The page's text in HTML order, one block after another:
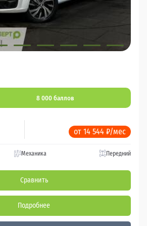
8 000 баллов
от 14 544 ₽/мес
Механика Передний
Сравнить
Подробнее